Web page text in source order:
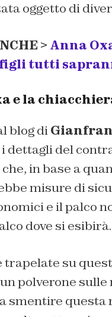
oggetto di
> Anna
tutti
e la
blog di
dettagli del
in base a
misure di
e il palco
dove si esibirà.
trapelate su
polverone sulle
smentire